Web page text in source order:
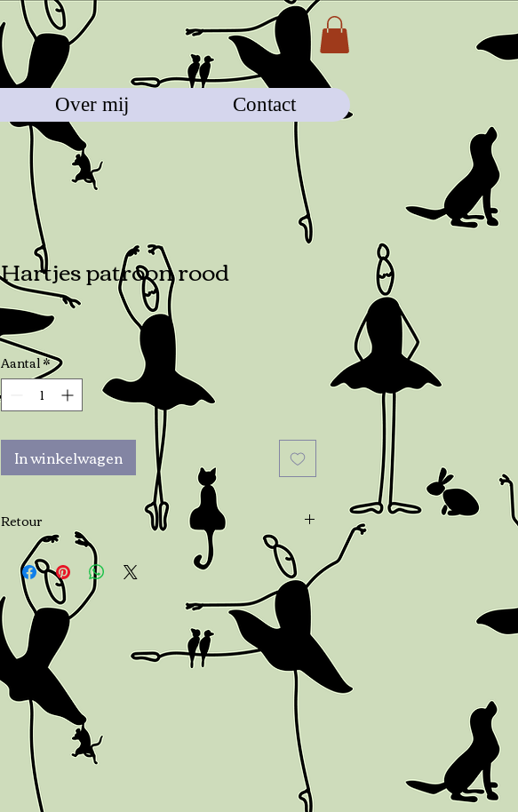
Over mij Contact
Hartjes patroon rood
€ 2,50Prijs
Aantal*
In winkelwagen
Retour
Neem binnen 7 dagen na levering contact met me
op als je wilt retouren. Je kunt de bestelling tot 14
dagen na levering terugsturen. Kopers zijn
verantwoordelijk voor de verzendkosten van
retouren. Als het item niet in oorspronkelijke staat
teruggestuurd wordt, is de koper verantwoordelijk
voor de vermindering in waarde.